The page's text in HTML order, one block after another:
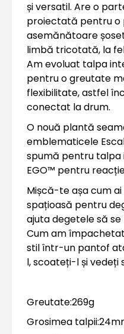
și versatil. Are o
proiectată pentru o
asemănătoare
limbă tricotată, la
Am evoluat talpa
pentru o greutate
flexibilitate, astfel
conectat la drum.
O nouă plantă
emblematicele
spumă pentru
EGO™ pentru
Mișcă-te așa cum
spațioasă pentru
ajuta degetele să
Cum am
stil într-un pantof
l, scoateți-l și vedeți
Greutate:269g
Grosimea